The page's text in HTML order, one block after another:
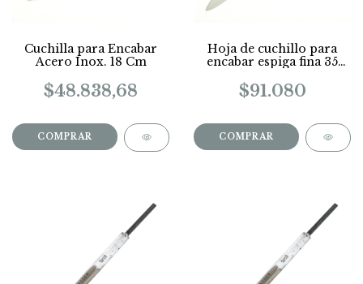
Cuchilla para Encabar
Acero Inox. 18 Cm
$48.838,68
Hoja de cuchillo para
encabar espiga fina 35
$91.080